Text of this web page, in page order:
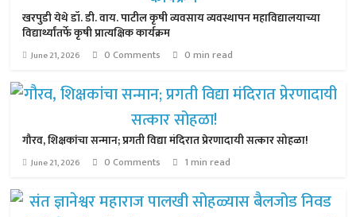
खरपुडी येथे डॉ. डी. वाय. पाटील कृषी व्यवसाय व्यवस्थापन महाविद्यालयाच्या
विद्यार्थ्यांतर्फे कृषी प्रात्यक्षिक कार्यक्रम
June 21, 2026 0 Comments 0 min read
गौरव, शिक्षकांचा सन्मान; प्रगती विद्या मंदिरात प्रेरणादायी सत्कार सोहळा!
June 21, 2026 0 Comments 1 min read